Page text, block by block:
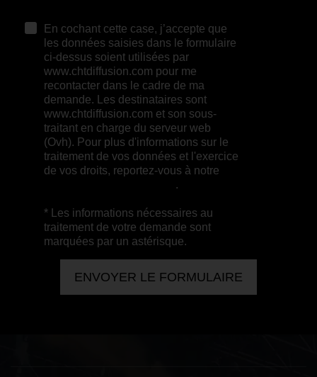
En cochant cette case, j’accepte que
les données saisies dans le formulaire
ci-dessus soient utilisées par
www.chtdiffusion.com pour me
recontacter dans le cadre de ma
demande. Les destinataires sont
www.chtdiffusion.com et son sous-
traitant en charge du serveur web
(Ovh). Pour plus d'informations sur le
traitement de vos données et l'exercice
de vos droits, reportez-vous à notre
.
* Les informations nécessaires au
traitement de votre demande sont
marquées par un astérisque.
ENVOYER LE FORMULAIRE